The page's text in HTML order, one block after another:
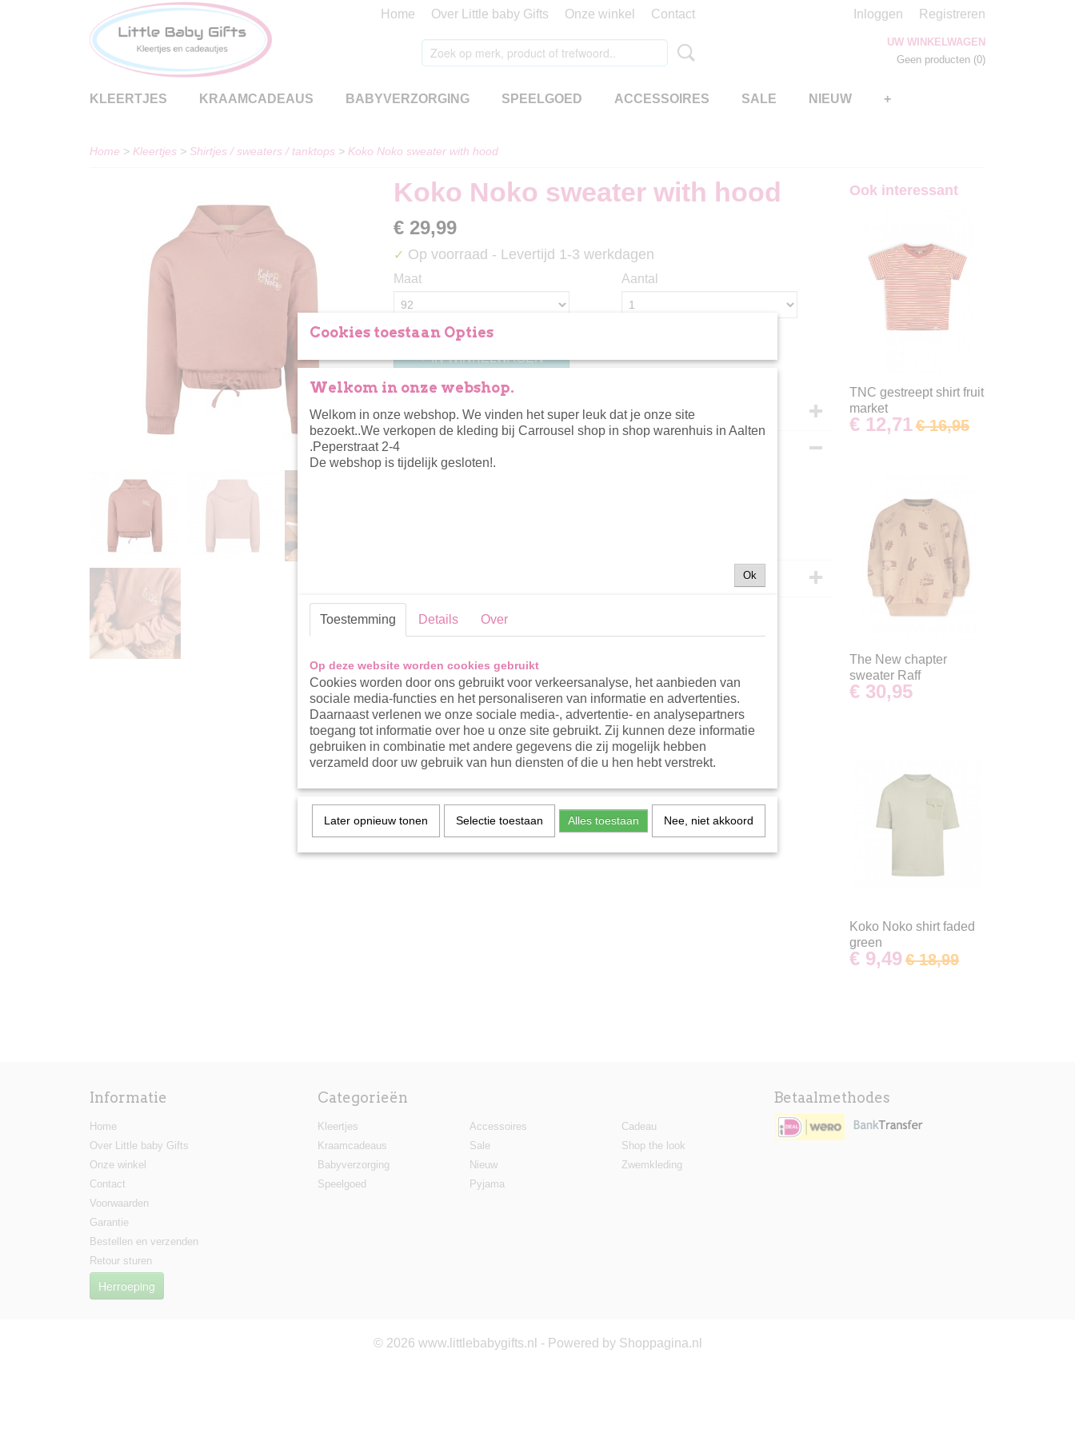
Home Over Little baby Gifts Onze winkel Contact Inloggen Registreren
UW WINKELWAGEN
Geen producten (0)
KLEERTJES KRAAMCADEAUS BABYVERZORGING SPEELGOED ACCESSOIRES SALE NIEUW +
Home > Kleertjes > Shirtjes / sweaters / tanktops > Koko Noko sweater with hood
Koko Noko sweater with hood
€ 29,99
✓ Op voorraad - Levertijd 1-3 werkdagen
Maat Aantal
IN WINKELWAGEN
Specificaties
Productcode 1123-3392
Omschrijving
Ook interessant
TNC gestreept shirt fruit
market
€ 12,71€ 16,95
The New chapter
sweater Raff
€ 30,95
Koko Noko shirt faded
green
€ 9,49 € 18,99
Informatie
Home
Over Little baby Gifts
Onze winkel
Contact
Voorwaarden
Garantie
Bestellen en verzenden
Retour sturen
Herroeping
Categorieën
Kleertjes
Kraamcadeaus
Babyverzorging
Speelgoed
Accessoires
Sale
Nieuw
Pyjama
Cadeau
Shop the look
Zwemkleding
Betaalmethodes
© 2026 www.littlebabygifts.nl - Powered by Shoppagina.nl
Cookies toestaan Opties
Welkom in onze webshop.
Welkom in onze webshop. We vinden het super leuk dat je onze site
bezoekt..We verkopen de kleding bij Carrousel shop in shop warenhuis in Aalten
.Peperstraat 2-4
De webshop is tijdelijk gesloten!.
Ok
Toestemming Details Over
Op deze website worden cookies gebruikt
Cookies worden door ons gebruikt voor verkeersanalyse, het aanbieden van
sociale media-functies en het personaliseren van informatie en advertenties.
Daarnaast verlenen we onze sociale media-, advertentie- en analysepartners
toegang tot informatie over hoe u onze site gebruikt. Zij kunnen deze informatie
gebruiken in combinatie met andere gegevens die zij mogelijk hebben
verzameld door uw gebruik van hun diensten of die u hen hebt verstrekt.
Later opnieuw tonen Selectie toestaan Alles toestaan Nee, niet akkoord